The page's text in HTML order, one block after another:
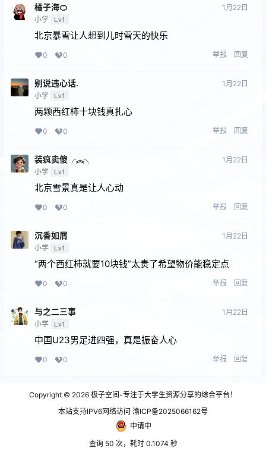
橘子海🍊
小学 Lv1
1月22日
北京暴雪让人想到儿时雪天的快乐
0 0 举报 回复
别说违心话.
小学 Lv1
1月22日
两颗西红柿十块钱真扎心
0 0 举报 回复
装疯卖傻╭︽╮
小学 Lv1
1月22日
北京雪景真是让人心动
0 0 举报 回复
沉香如屑
小学 Lv1
1月22日
“两个西红柿就要10块钱”太贵了希望物价能稳定点
0 0 举报 回复
与之二三事
小学 Lv1
1月22日
中国U23男足进四强，真是振奋人心
0 0 举报 回复
Copyright © 2026 极子空间-专注于大学生资源分享的综合平台！
本站支持IPV6网络访问 渝ICP备2025066162号
申请中
查询 50 次，耗时 0.1074 秒